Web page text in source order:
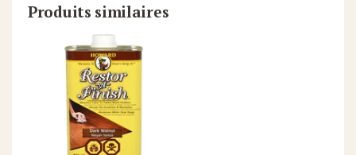
Produits similaires